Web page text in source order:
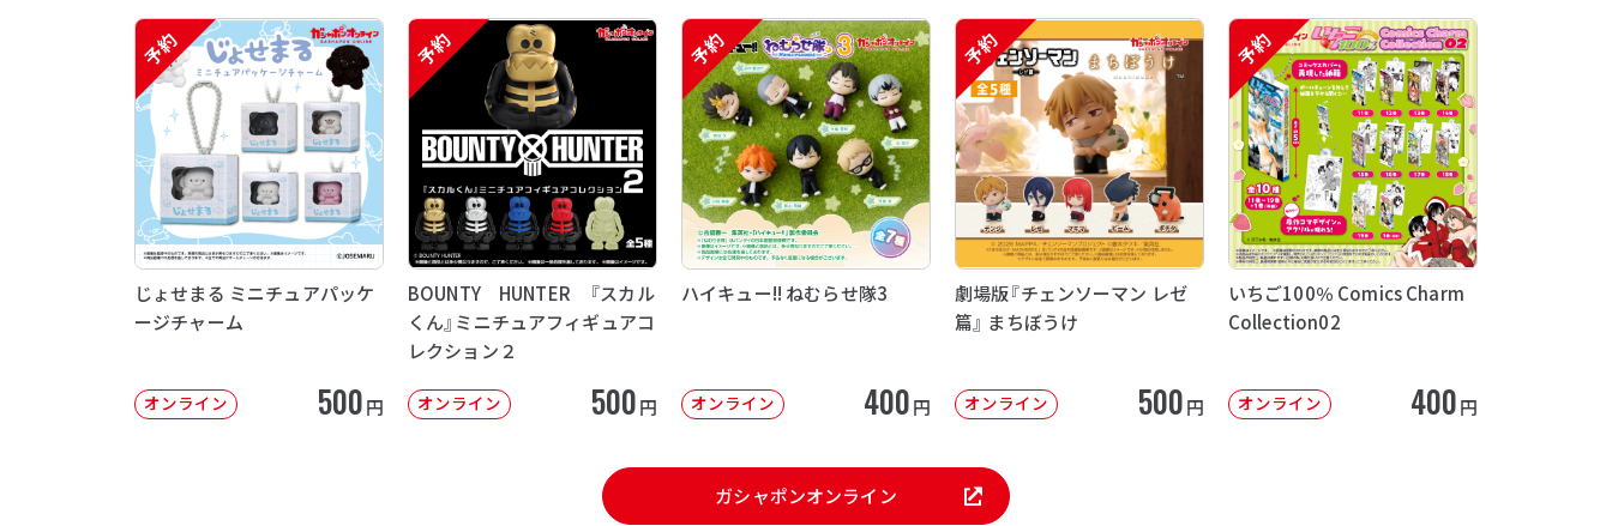
予約
じょせまる ミニチュアパッケ
ージチャーム
オンライン 500円
予約
BOUNTY HUNTER 『スカル
くん』ミニチュアフィギュアコ
レクション２
オンライン 500円
予約
ハイキュー!! ねむらせ隊3
オンライン 400円
予約
劇場版『チェンソーマン レゼ
篇』 まちぼうけ
オンライン 500円
予約
いちご100％ Comics Charm
Collection02
オンライン 400円
ガシャポンオンライン